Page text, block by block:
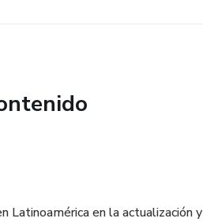
Latinoamérica en la actualización y